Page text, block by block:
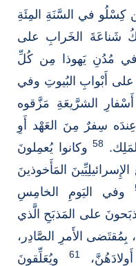
في السَّنَةِ المِئَةِ
شَناعَةَ الخَرابِ على
في مُدُنِ يَهوذا مِن كُلِّ
على أَبْوابِ البُيوتِ وفي
الشرَّيعَةِ مَزَّقوه
سِفرٌ مِنَ العَهْد أَوِ
58وكانوا يُعمِلونَ
المَأَخوذينَ
وفي اليَومِ الخامِسِ
على المَذبَحِ الَّذي
بِمُقتَضى الأَمرِ الصَّادِر،
61
ويُعَلِّقونَ